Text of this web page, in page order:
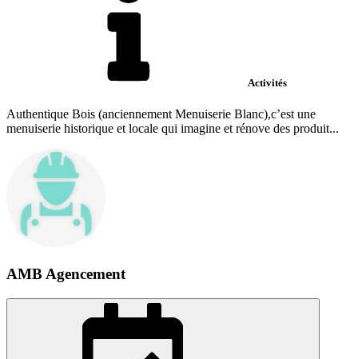
Activités
Authentique Bois (anciennement Menuiserie Blanc),c’est une
menuiserie historique et locale qui imagine et rénove des produit...
AMB Agencement